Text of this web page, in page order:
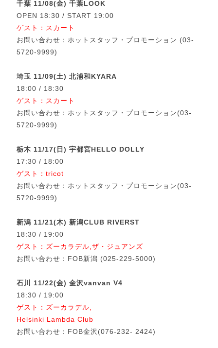
千葉 11/08(金) 千葉LOOK
OPEN 18:30 / START 19:00
ゲスト：スカート
お問い合わせ：ホットスタッフ・プロモーション (03-
5720-9999)
埼玉 11/09(土) 北浦和KYARA
18:00 / 18:30
ゲスト：スカート
お問い合わせ：ホットスタッフ・プロモーション(03-
5720-9999)
栃木 11/17(日) 宇都宮HELLO DOLLY
17:30 / 18:00
ゲスト：tricot
お問い合わせ：ホットスタッフ・プロモーション(03-
5720-9999)
新潟 11/21(木) 新潟CLUB RIVERST
18:30 / 19:00
ゲスト：ズーカラデル,ザ・ジュアンズ
お問い合わせ：FOB新潟 (025-229-5000)
石川 11/22(金) 金沢vanvan V4
18:30 / 19:00
ゲスト：ズーカラデル,
Helsinki Lambda Club
お問い合わせ：FOB金沢(076-232- 2424)